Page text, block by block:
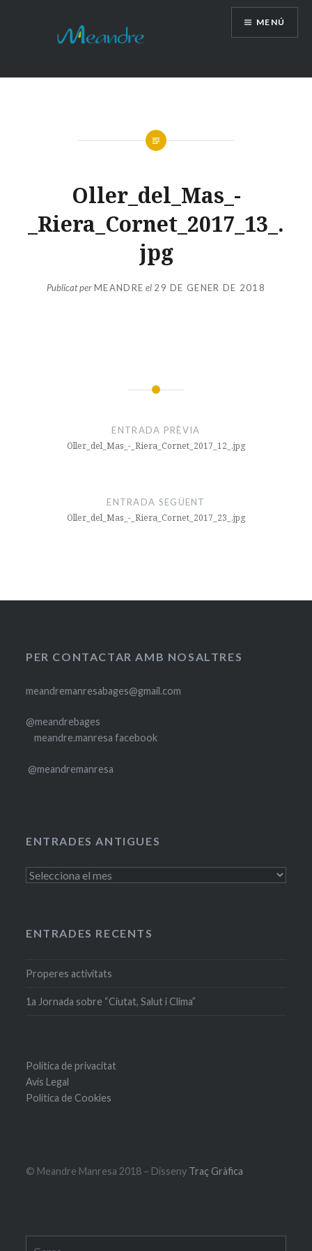
MENÚ
Oller_del_Mas_-
_Riera_Cornet_2017_13_.
jpg
Publicat perMEANDRE el 29 DE GENER DE 2018
ENTRADA PRÈVIA
Oller_del_Mas_-_Riera_Cornet_2017_12_.jpg
ENTRADA SEGÜENT
Oller_del_Mas_-_Riera_Cornet_2017_23_.jpg
PER CONTACTAR AMB NOSALTRES
meandremanresabages@gmail.com
@meandrebages
meandre.manresa facebook
@meandremanresa
ENTRADES ANTIGUES
Entrades
ENTRADES RECENTS
Properes activitats
1a Jornada sobre “Ciutat, Salut i Clima”
Política de privacitat
Avís Legal
Política de Cookies
© Meandre Manresa 2018 – Disseny Traç Gràfica